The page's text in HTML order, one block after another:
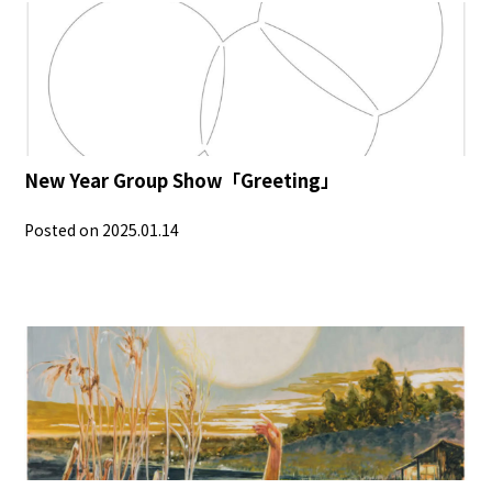
New Year Group Show「Greeting」
Posted on 2025.01.14